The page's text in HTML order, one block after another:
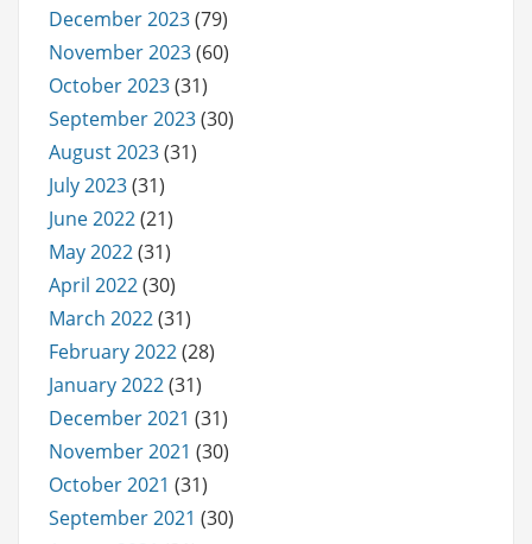
December 2023(79)
November 2023(60)
October 2023(31)
September 2023(30)
August 2023(31)
July 2023(31)
June 2022(21)
May 2022(31)
April 2022(30)
March 2022(31)
February 2022(28)
January 2022(31)
December 2021 (31)
November 2021 (30)
October 2021 (31)
September 2021 (30)